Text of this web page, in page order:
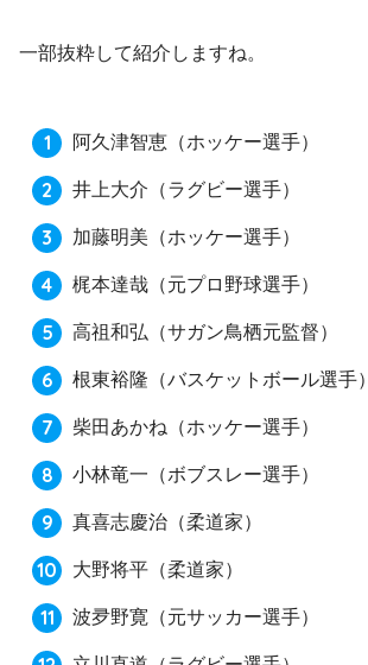
一部抜粋して紹介しますね。
阿久津智恵 （ホッケー選手）
井上大介 （ラグビー選手）
加藤明美 （ホッケー選手）
梶本達哉 （元プロ野球選手）
高祖和弘 （サガン鳥栖元監督）
根東裕隆 （バスケットボール選手）
柴田あかね （ホッケー選手）
小林竜一 （ボブスレー選手）
真喜志慶治 （柔道家）
大野将平 （柔道家）
波夛野寛 （元サッカー選手）